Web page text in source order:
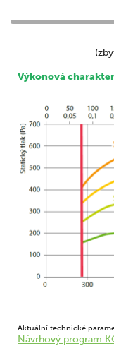
Výkonová
Aktuální technické
Návrhový program